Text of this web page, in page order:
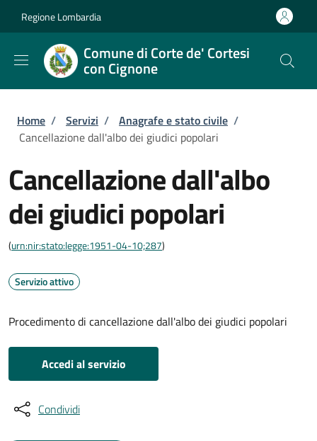
Regione Lombardia
Comune di Corte de' Cortesi
con Cignone
Briciole di pane
Home / Servizi / Anagrafe e stato civile /
Cancellazione dall'albo dei giudici popolari
Cancellazione dall'albo
dei giudici popolari
(urn:nir:stato:legge:1951-04-10;287)
Servizio attivo
Procedimento di cancellazione dall'albo dei giudici popolari
Accedi al servizio
Condividi